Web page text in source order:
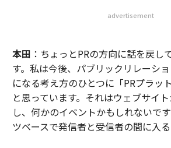
advertisement
本田 ：ちょっとPRの方向に話を戻し
す。私は今後、パブリックリレーシ
になる考え方のひとつに「PRプラッ
と思っています。それはウェブサイ
し、何かのイベントかもしれないで
ツベースで発信者と受信者の間に入る